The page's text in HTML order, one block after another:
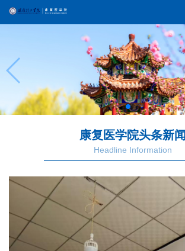
康复医学院头条新闻
Headline Information